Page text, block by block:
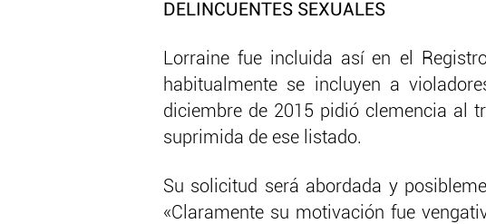
DELINCUENTES SEXUALES
Lorraine fue incluida así en el
habitualmente se incluyen a
diciembre de 2015 pidió clemencia al
suprimida de ese listado.
Su solicitud será abordada y
«Claramente su motivación fue